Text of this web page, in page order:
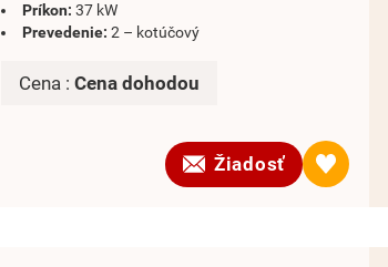
Príkon: 37 kW
Prevedenie: 2 – kotúčový
Cena : Cena dohodou
Žiadosť